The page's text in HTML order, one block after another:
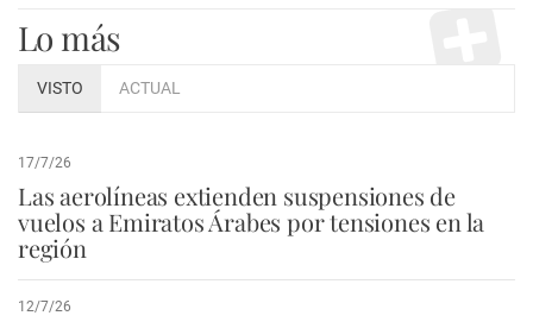
Lo más
VISTO ACTUAL
17/7/26
Las aerolíneas extienden suspensiones de
vuelos a Emiratos Árabes por tensiones en la
región
12/7/26